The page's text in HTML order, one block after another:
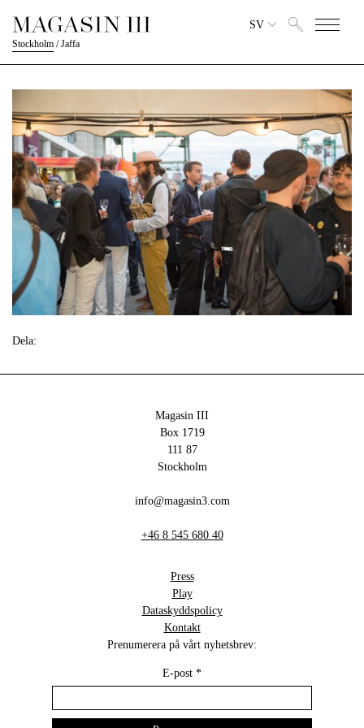
Stockholm /Jaffa
SV
Dela:
Magasin III
Box 1719
111 87
Stockholm
info@magasin3.com
+46 8 545 680 40
Press
Play
Dataskyddspolicy
Kontakt
Prenumerera på vårt nyhetsbrev:
E-post *